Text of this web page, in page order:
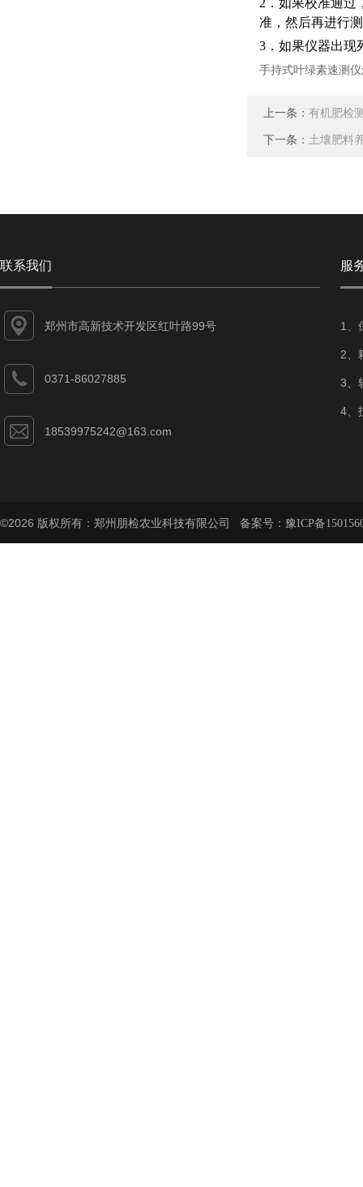
2．如果校准通过
准，然后再进行
3．如果仪器出现
手持式叶绿素速测
上一条： 有机肥检
下一条： 土壤肥料
联系我们
郑州市高新技术开发区红叶路99号
0371-86027885
18539975242@163.com
服
1、
2、
3、
4、
©2026 版权所有：郑州朋检农业科技有限公司 备案号： 豫ICP备